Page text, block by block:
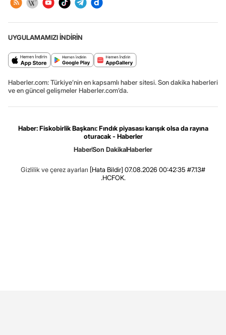
UYGULAMAMIZI İNDİRİN
Haberler.com: Türkiye’nin en kapsamlı haber sitesi. Son dakika haberleri
ve en güncel gelişmeler Haberler.com’da.
Haber: Fiskobirlik Başkanı: Fındık piyasası karışık olsa da rayına
oturacak - Haberler
HaberSon DakikaHaberler
Gizlilik ve çerez ayarları [Hata Bildir] 07.08.2026 00:42:35 #7.13#
.HCFOK.